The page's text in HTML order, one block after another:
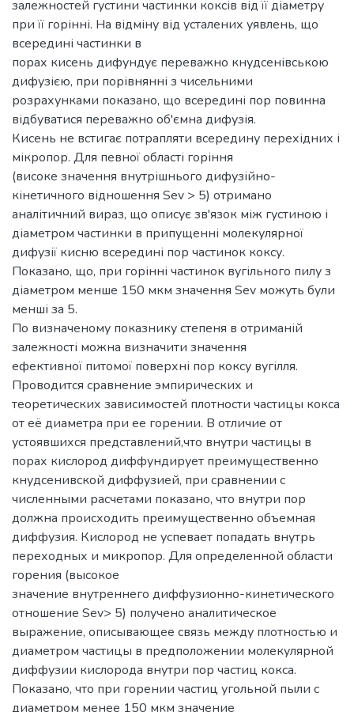
залежностей густини частинки коксів від її діаметру
при її горінні. На відміну від усталених уявлень, що
всередині частинки в
порах кисень дифундує переважно кнудсенівською
дифузією, при порівнянні з чисельними
розрахунками показано, що всередині пор повинна
відбуватися переважно об'ємна дифузія.
Кисень не встигає потрапляти всередину перехідних і
мікропор. Для певної області горіння
(високе значення внутрішнього дифузійно-
кінетичного відношення Sev > 5) отримано
аналітичний вираз, що описує зв'язок між густиною і
діаметром частинки в припущенні молекулярної
дифузії кисню всередині пор частинок коксу.
Показано, що, при горінні частинок вугільного пилу з
діаметром менше 150 мкм значення Sev можуть були
менші за 5.
По визначеному показнику степеня в отриманій
залежності можна визначити значення
ефективної питомої поверхні пор коксу вугілля.
Проводится сравнение эмпирических и
теоретических зависимостей плотности частицы кокса
от её диаметра при ее горении. В отличие от
устоявшихся представлений,что внутри частицы в
порах кислород диффундирует преимущественно
кнудсенивской диффузией, при сравнении с
численными расчетами показано, что внутри пор
должна происходить преимущественно объемная
диффузия. Кислород не успевает попадать внутрь
переходных и микропор. Для определенной области
горения (высокое
значение внутреннего диффузионно-кинетического
отношение Sev> 5) получено аналитическое
выражение, описывающее связь между плотностью и
диаметром частицы в предположении молекулярной
диффузии кислорода внутри пор частиц кокса.
Показано, что при горении частиц угольной пыли с
диаметром менее 150 мкм значение